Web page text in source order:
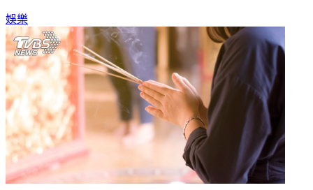
娛樂